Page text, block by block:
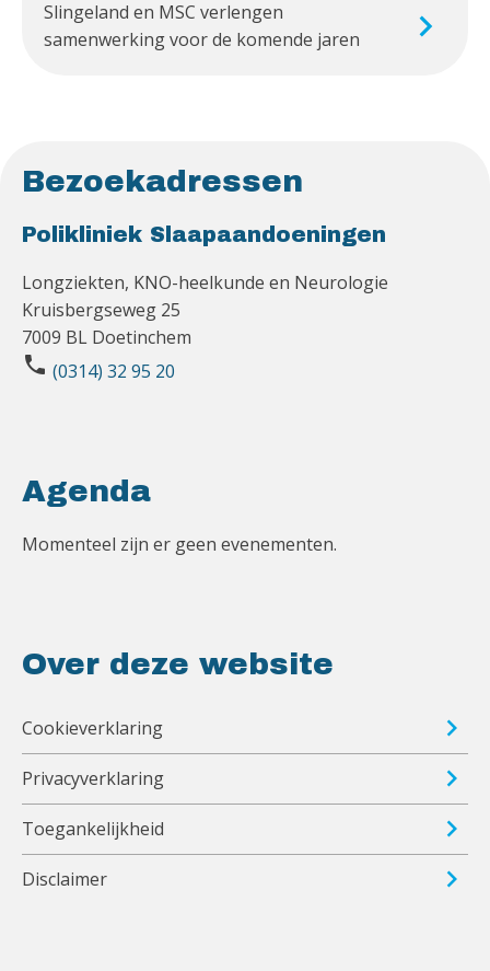
Slingeland en MSC verlengen
samenwerking voor de komende jaren
Bezoekadressen
Polikliniek Slaapaandoeningen
Longziekten, KNO-heelkunde en Neurologie
Kruisbergseweg 25
7009 BL Doetinchem
phone (0314) 32 95 20
Agenda
Momenteel zijn er geen evenementen.
Over deze website
Cookieverklaring
Privacyverklaring
Toegankelijkheid
Disclaimer